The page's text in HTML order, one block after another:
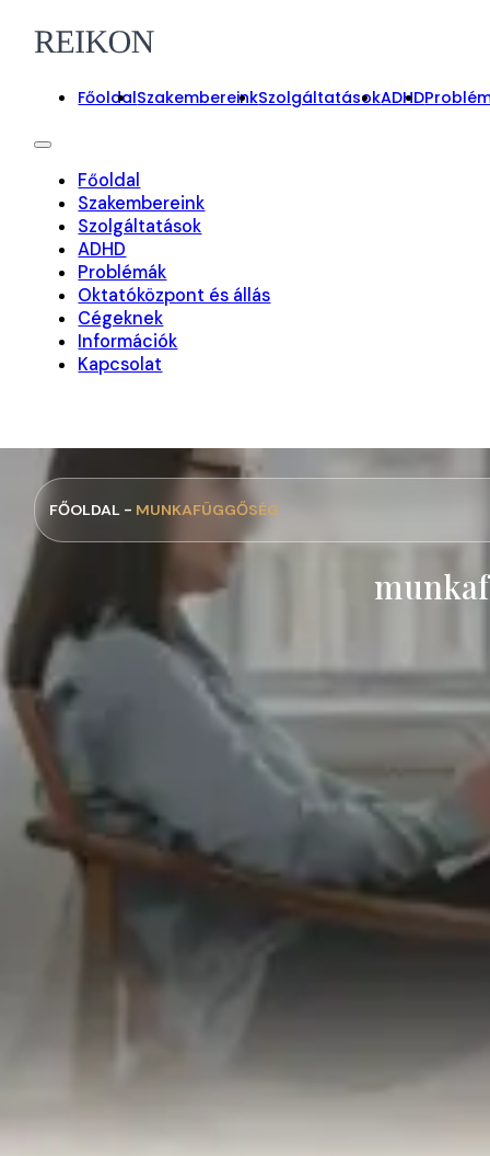
FőoldalSzakembereinkSzolgáltatásokADHD
Főoldal
Szakembereink
Szolgáltatások
ADHD
Problémák
Oktatóközpont és állás
Cégeknek
Információk
Kapcsolat
FŐOLDAL - MUNKAFÜGGŐSÉG
Központ — 20 év tapasztalat a lelki